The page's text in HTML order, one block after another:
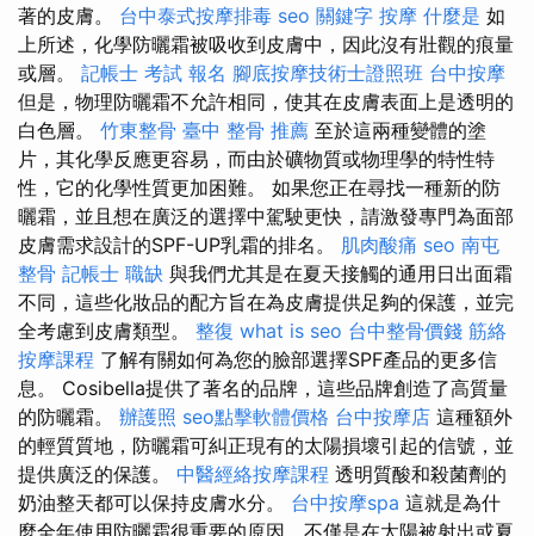
著的皮膚。 台中泰式按摩排毒 seo 關鍵字 按摩 什麼是 如
上所述，化學防曬霜被吸收到皮膚中，因此沒有壯觀的痕量
或層。 記帳士 考試 報名 腳底按摩技術士證照班 台中按摩
但是，物理防曬霜不允許相同，使其在皮膚表面上是透明的
白色層。 竹東整骨 臺中 整骨 推薦 至於這兩種變體的塗
片，其化學反應更容易，而由於礦物質或物理學的特性特
性，它的化學性質更加困難。 如果您正在尋找一種新的防
曬霜，並且想在廣泛的選擇中駕駛更快，請激發專門為面部
皮膚需求設計的SPF-UP乳霜的排名。 肌肉酸痛 seo 南屯
整骨 記帳士 職缺 與我們尤其是在夏天接觸的通用日出面霜
不同，這些化妝品的配方旨在為皮膚提供足夠的保護，並完
全考慮到皮膚類型。 整復 what is seo 台中整骨價錢 筋絡
按摩課程 了解有關如何為您的臉部選擇SPF產品的更多信
息。 Cosibella提供了著名的品牌，這些品牌創造了高質量
的防曬霜。 辦護照 seo點擊軟體價格 台中按摩店 這種額外
的輕質質地，防曬霜可糾正現有的太陽損壞引起的信號，並
提供廣泛的保護。 中醫經絡按摩課程 透明質酸和殺菌劑的
奶油整天都可以保持皮膚水分。 台中按摩spa 這就是為什
麼全年使用防曬霜很重要的原因，不僅是在太陽被射出或夏